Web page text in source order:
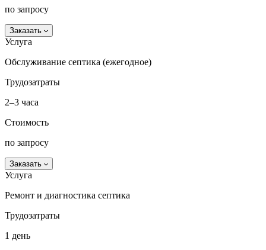
по запросу
Заказать
Услуга
Обслуживание септика (ежегодное)
Трудозатраты
2–3 часа
Стоимость
по запросу
Заказать
Услуга
Ремонт и диагностика септика
Трудозатраты
1 день